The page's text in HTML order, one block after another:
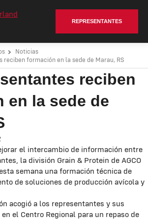
REPRESENTANTES
Noticias
reciben formación en la sede de Marau, RS
reciben
en la sede de
el intercambio de información entre
la división Grain & Protein de AGCO
semana una formación técnica de
de soluciones de producción avícola y
acogió a los representantes y sus
el Centro Regional para un repaso de